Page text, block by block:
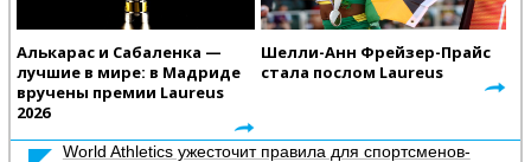
Алькарас и Сабаленка —
лучшие в мире: в Мадриде
вручены премии Laureus
2026
Шелли-Анн Фрейзер-Прайс
стала послом Laureus
World Athletics ужесточит правила для спортсменов-